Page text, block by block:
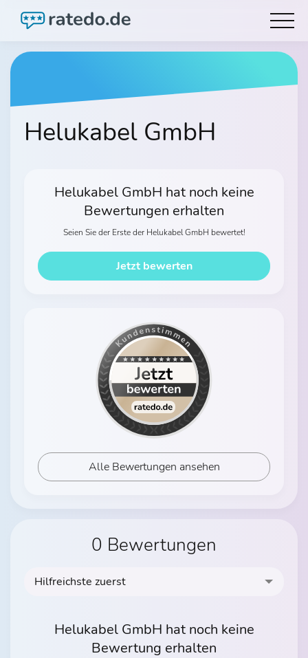
Helukabel GmbH
Helukabel GmbH hat noch keine
Bewertungen erhalten
Seien Sie der Erste der Helukabel GmbH bewertet!
Jetzt bewerten
Alle Bewertungen ansehen
0 Bewertungen
Hilfreichste zuerst
Helukabel GmbH hat noch keine
Bewertung erhalten